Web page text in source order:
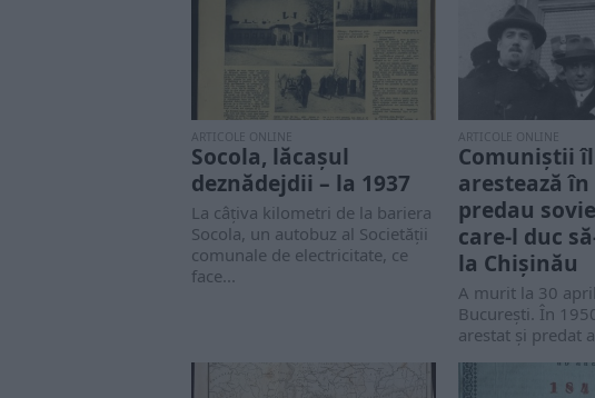
ARTICOLE ONLINE
Socola, lăcașul
deznădejdii – la 1937
La câțiva kilometri de la bariera
Socola, un autobuz al Societății
comunale de electricitate, ce
face...
ARTICOLE ONLINE
Comuniștii îl
arestează în
predau
care-l duc
la Chișinău
A murit la 30
Bucureşti. În
arestat şi predat